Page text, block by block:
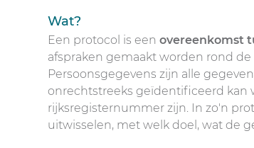
Wat?
Een protocol is een overeenkomst
afspraken gemaakt worden rond
Persoonsgegevens zijn alle
onrechtstreeks geïdentificeerd kan
rijksregisternummer zijn. In zo'n
uitwisselen, met welk doel, wat de